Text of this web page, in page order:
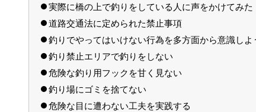
実際に橋の上で釣りをしている人に声をかけてみた
道路交通法に定められた禁止事項
釣りでやってはいけない行為を多方面から意識しよ
釣り禁止エリアで釣りをしない
危険な釣り用フックを甘く見ない
釣り場にゴミを捨てない
危険な目に遭わない工夫を実践する